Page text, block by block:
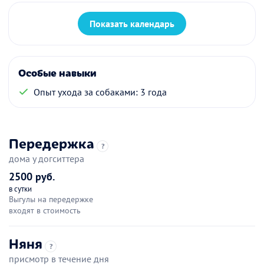
Показать календарь
Особые навыки
Опыт ухода за собаками: 3 года
Передержка ?
дома у догситтера
2500 руб.
в сутки
Выгулы на передержке
входят в стоимость
Няня ?
присмотр в течение дня